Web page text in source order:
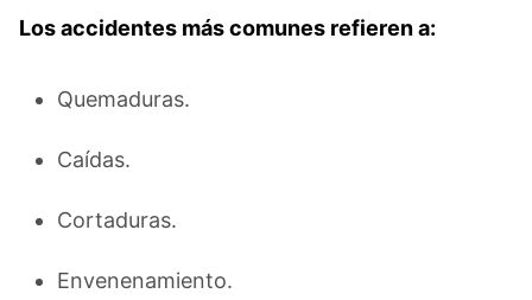
Los accidentes más comunes refieren a:
Quemaduras.
Caídas.
Cortaduras.
Envenenamiento.